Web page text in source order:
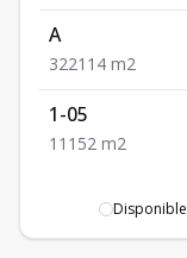
A
322114 m2
1-05
1 1 1 52 m2
Disponible